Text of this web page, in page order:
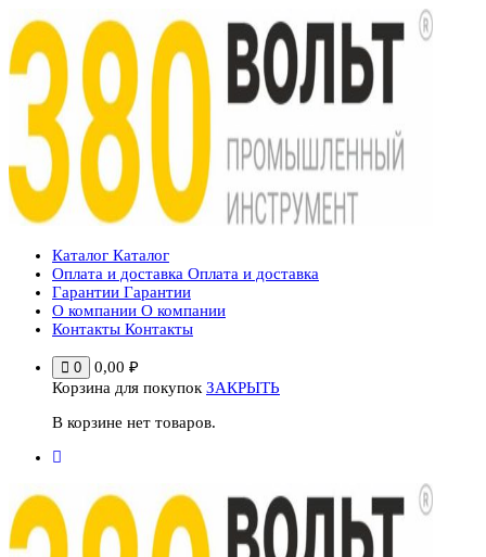
Перейти
к
содержимому
Каталог Каталог
Оплата и доставка Оплата и доставка
Гарантии Гарантии
О компании О компании
Контакты Контакты
0 0,00 ₽
Корзина для покупок ЗАКРЫТЬ
В корзине нет товаров.